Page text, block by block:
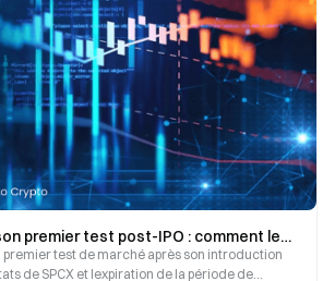
SpaceX face à son premier test post-IPO : comment les résultats et le déblocage d’actions pourraient influencer le sentiment des investisseurs.
premier test de marché après son introduction
de SPCX et lexpiration de la période de